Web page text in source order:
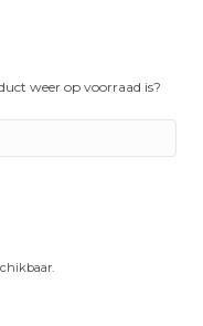
weer op voorraad is?